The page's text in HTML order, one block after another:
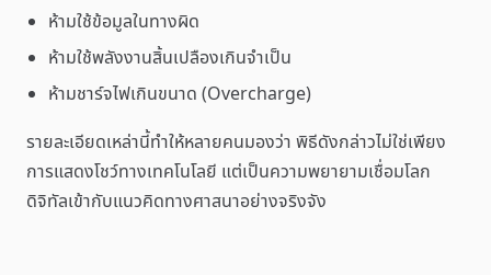
ห้ามใช้ข้อมูลในทางผิด
ห้ามใช้พลังงานสิ้นเปลืองเกินจำเป็น
ห้ามชาร์จไฟเกินขนาด (Overcharge)
รายละเอียดเหล่านี้ทำให้หลายคนมองว่า พิธีดังกล่าวไม่ใช่เพียง
การแสดงโชว์ทางเทคโนโลยี แต่เป็นความพยายามเชื่อมโลก
ดิจิทัลเข้ากับแนวคิดทางศาสนาอย่างจริงจัง